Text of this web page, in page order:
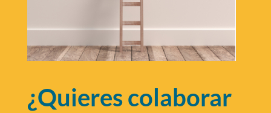
¿Quieres colaborar